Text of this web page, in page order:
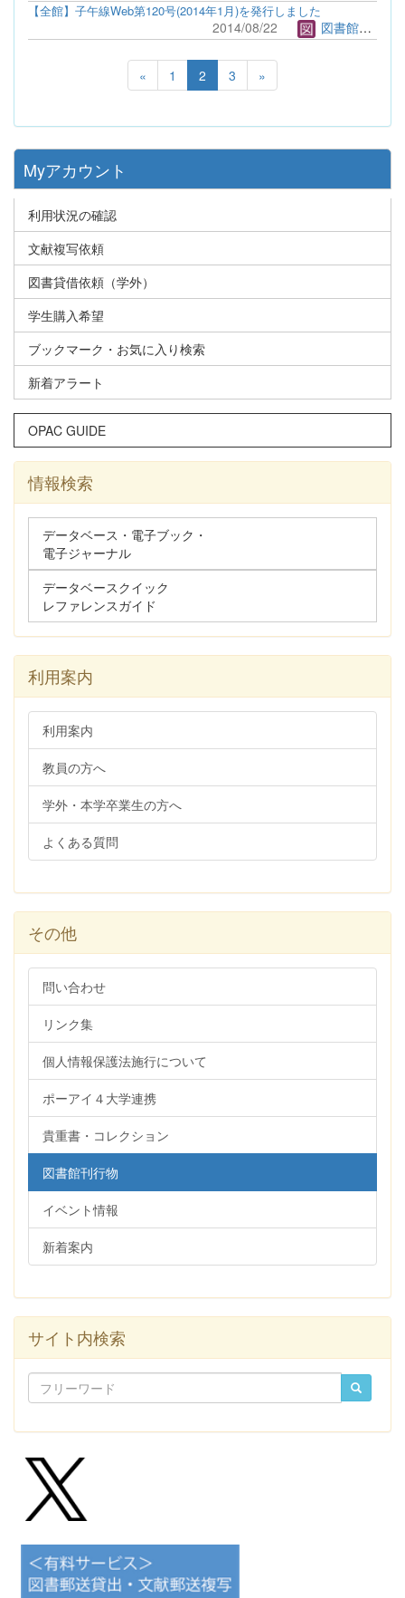
【全館】子午線Web第120号(2014年1月)を発行しました
2014/08/22 図書館管理者
« 1 2 3 »
Myアカウント
利用状況の確認
文献複写依頼
図書貸借依頼（学外）
学生購入希望
ブックマーク・お気に入り検索
新着アラート
OPAC GUIDE
情報検索
データベース・電子ブック・
電子ジャーナル
データベースクイック
レファレンスガイド
利用案内
利用案内
教員の方へ
学外・本学卒業生の方へ
よくある質問
その他
問い合わせ
リンク集
個人情報保護法施行について
ポーアイ４大学連携
貴重書・コレクション
図書館刊行物
イベント情報
新着案内
サイト内検索